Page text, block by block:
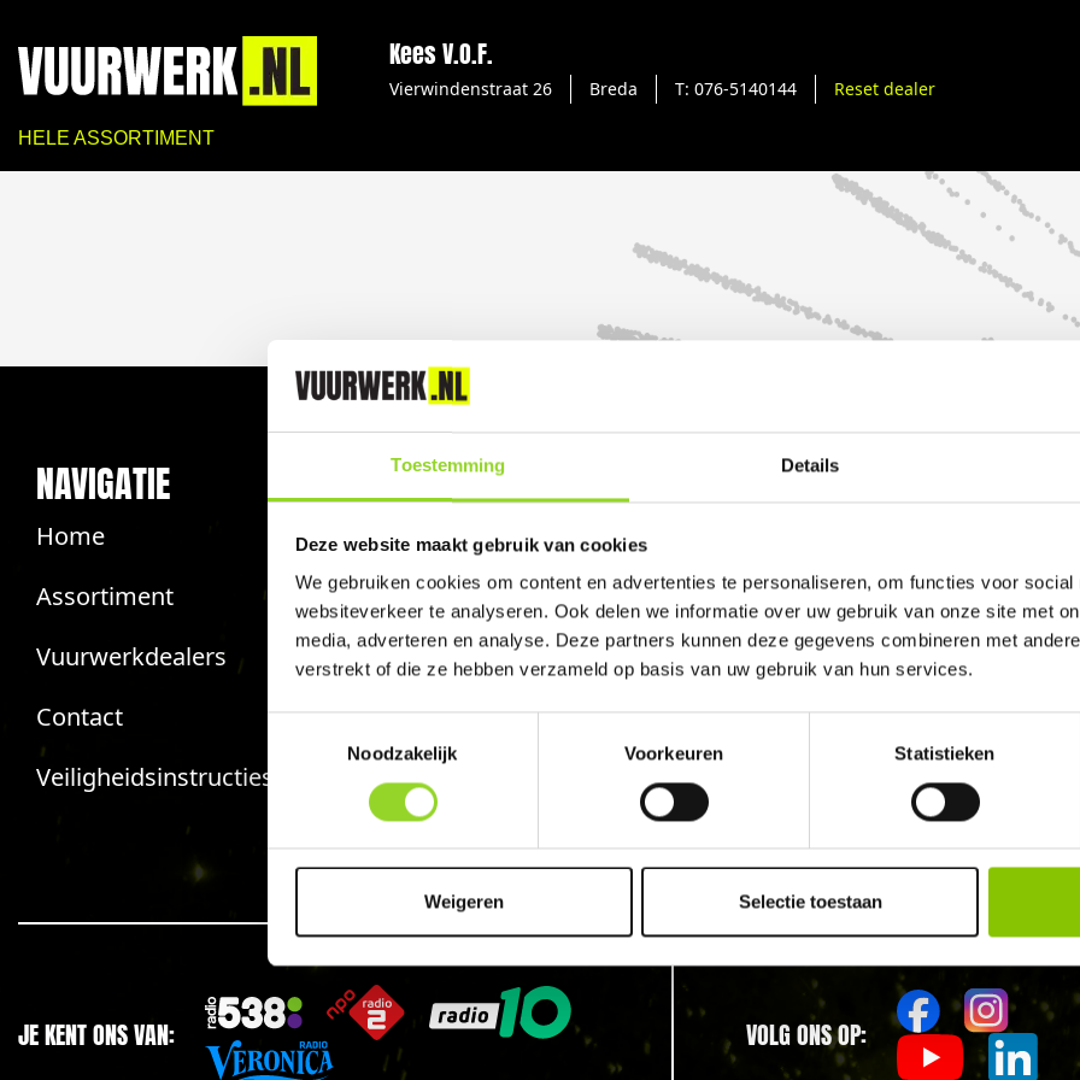
Toestemming Details
Deze website maakt gebruik van cookies
We gebruiken cookies om content en advertenties te personaliseren, om functies voor social
websiteverkeer te analyseren. Ook delen we informatie over uw gebruik van onze site met
media, adverteren en analyse. Deze partners kunnen deze gegevens combineren met
verstrekt of die ze hebben verzameld op basis van uw gebruik van hun services.
Noodzakelijk
Voorkeuren Statistieken
Weigeren Selectie toestaan
Kees V.O.F.
Vierwindenstraat 26 Breda T: 076-5140144 Reset dealer
HELE ASSORTIMENT
NAVIGATIE
Home
Assortiment
Vuurwerkdealers
Contact
Veiligheidsinstructies
INFO
Veelgestelde vragen
Giftcard saldo checken
Verkoopdata & regels
Vuurwerk bestellen
Vuurwerkverbod?
BLIJF OP DE HOOGTE
Schrijf je in voor
aanbiedingen.
SCHRIJF JE IN
Vuurwerk in Prinsenbeek
Vuurwerk in Teteringen
Vuurwerk in Ulvenhout
Vuurwerk in Boeimeer
JE KENT ONS VAN: VOLG ONS OP: